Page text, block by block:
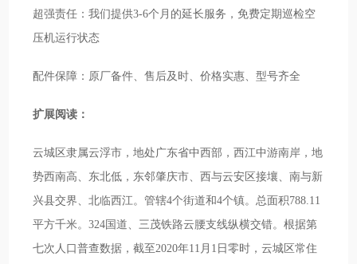
超强责任：我们提供3-6个月的延长服务，免费定期巡检空
压机运行状态
配件保障：原厂备件、售后及时、价格实惠、型号齐全
扩展阅读：
云城区隶属云浮市，地处广东省中西部，西江中游南岸，地
势西南高、东北低，东邻肇庆市、西与云安区接壤、南与新
兴县交界、北临西江。管辖4个街道和4个镇。总面积788.11
平方千米。324国道、三茂铁路云腰支线纵横交错。根据第
七次人口普查数据，截至2020年11月1日零时，云城区常住